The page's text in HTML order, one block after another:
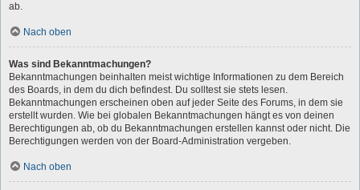
ab.
Nach oben
Was sind Bekanntmachungen?
Bekanntmachungen beinhalten meist wichtige Informationen zu dem Bereich
des Boards, in dem du dich befindest. Du solltest sie stets lesen.
Bekanntmachungen erscheinen oben auf jeder Seite des Forums, in dem sie
erstellt wurden. Wie bei globalen Bekanntmachungen hängt es von deinen
Berechtigungen ab, ob du Bekanntmachungen erstellen kannst oder nicht. Die
Berechtigungen werden von der Board-Administration vergeben.
Nach oben